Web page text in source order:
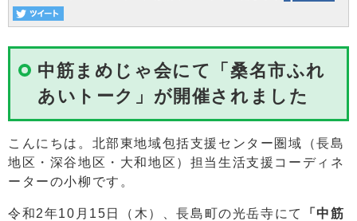
中筋まめじゃ会にて「桑名市ふれ
あいトーク」が開催されました
こんにちは。北部東地域包括支援センター圏域（長島
地区・深谷地区・大和地区）担当生活支援コーディネ
ーターの小柳です。
令和2年10月15日（木）、長島町の光岳寺にて
「中筋